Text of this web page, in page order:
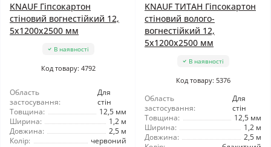
KNAUF Гіпсокартон
стіновий вогнестійкий 12,
5x1200x2500 мм
В наявності
Код товару: 4792
Область
застосування:
Для
стін
Товщина:
12,5 мм
Ширина:
1,2 м
Довжина:
2,5 м
Колір:
червоний
KNAUF ТИТАН Гіпсокартон
стіновий волого-
вогнестійкий 12,
5x1200x2500 мм
В наявності
Код товару: 5376
Область
застосування:
Для
стін
Товщина:
12,5 мм
Ширина:
1,2 м
Довжина:
2,5 м